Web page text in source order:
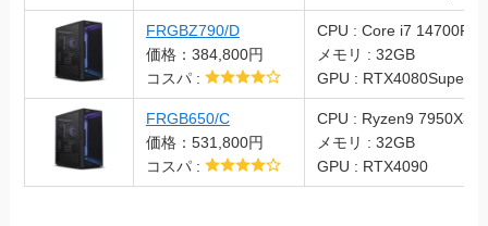
FRGBZ790/D
価格：384,800円
コスパ :
CPU : Core i7 14700F
メモリ : 32GB
GPU : RTX4080Super
FRGB650/C
価格：531,800円
コスパ :
CPU : Ryzen9 7950X3D
メモリ : 32GB
GPU : RTX4090